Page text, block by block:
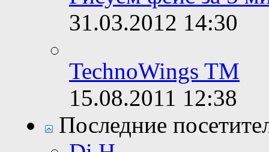
31.03.2012 14:30
TechnoWings TM
15.08.2011 12:38
Последние